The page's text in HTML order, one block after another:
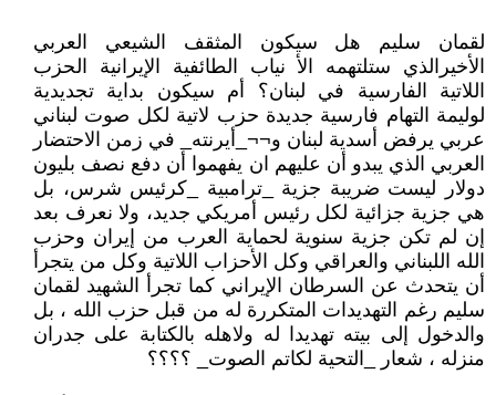
لقمان سليم هل سيكون المثقف الشيعي العربي
الأخيرالذي ستلتهمه الأ نياب الطائفية الإيرانية الحزب
اللاتية الفارسية في لبنان؟ أم سيكون بداية تجديدية
لوليمة التهام فارسية جديدة حزب لاتية لكل صوت لبناني
عربي يرفض أسدية لبنان و¬¬_أيرنته_ في زمن الاحتضار
العربي الذي يبدو أن عليهم ان يفهموا أن دفع نصف بليون
دولار ليست ضريبة جزية _ترامبية _كرئيس شرس، بل
هي جزية جزائية لكل رئيس أمريكي جديد، ولا نعرف بعد
إن لم تكن جزية سنوية لحماية العرب من إيران وحزب
الله اللبناني والعراقي وكل الأحزاب اللاتية وكل من يتجرأ
أن يتحدث عن السرطان الإيراني كما تجرأ الشهيد لقمان
سليم رغم التهديدات المتكررة له من قبل حزب الله ، بل
والدخول إلى بيته تهديدا له ولاهله بالكتابة على جدران
منزله ، شعار _التحية لكاتم الصوت_ ؟؟؟؟